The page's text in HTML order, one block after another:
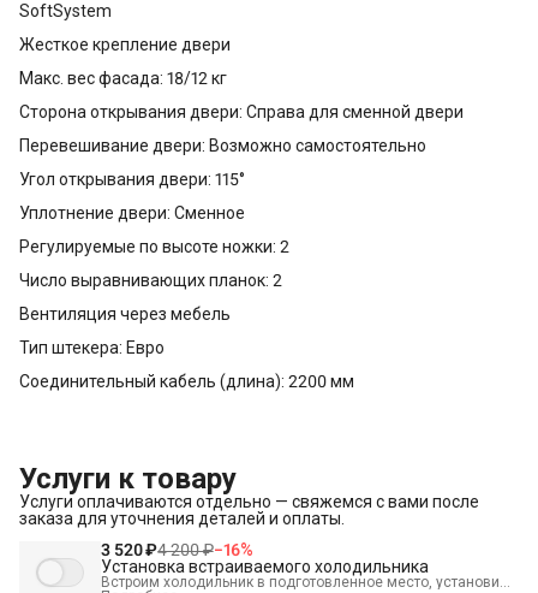
SoftSystem
Жесткое крепление двери
Макс. вес фасада: 18/12 кг
Сторона открывания двери: Справа для сменной двери
Перевешивание двери: Возможно самостоятельно
Угол открывания двери: 115°
Уплотнение двери: Сменное
Регулируемые по высоте ножки: 2
Число выравнивающих планок: 2
Вентиляция через мебель
Тип штекера: Евро
Соединительный кабель (длина): 2200 мм
Услуги к товару
Услуги оплачиваются отдельно — свяжемся с вами после
заказа для уточнения деталей и оплаты.
3 520 ₽4 200 ₽−16%
Установка встраиваемого холодильника
Встроим холодильник в подготовленное место, установим